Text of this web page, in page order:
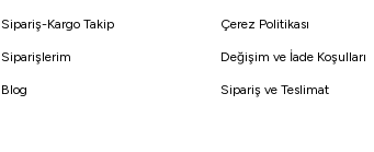
Sipariş-Kargo Takip
Siparişlerim
Blog
Çerez Politikası
Değişim ve İade Koşulları
Sipariş ve Teslimat